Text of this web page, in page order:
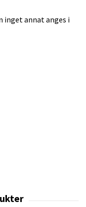
inget annat anges i